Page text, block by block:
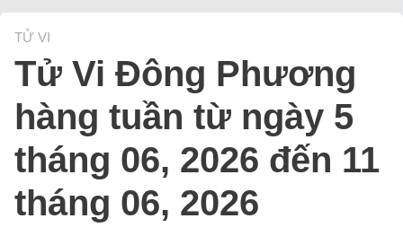
TỬ VI
Tử Vi Đông Phương
hàng tuần từ ngày 5
tháng 06, 2026 đến 11
tháng 06, 2026